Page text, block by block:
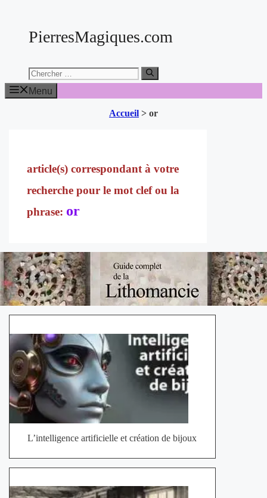
contenuPierresMagiques.com
Chercher:
Menu
Accueil > or
or
L’intelligence artificielle et création de bijoux